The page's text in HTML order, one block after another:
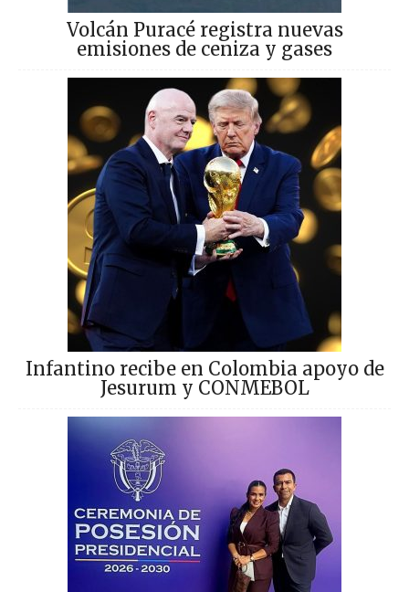
Volcán Puracé registra nuevas
emisiones de ceniza y gases
Infantino recibe en Colombia apoyo de
Jesurum y CONMEBOL